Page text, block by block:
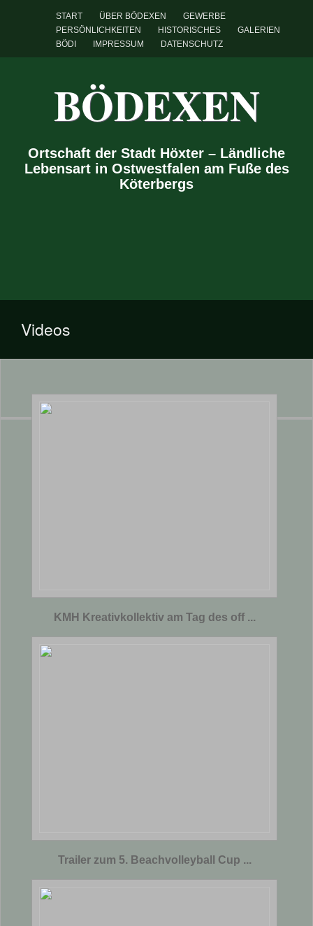
START ÜBER BÖDEXEN
GEWERBE
PERSÖNLICHKEITEN
HISTORISCHES
GALERIEN
BÖDI
IMPRESSUM DATENSCHUTZ
BÖDEXEN
Ortschaft der Stadt Höxter – Ländliche
Lebensart in Ostwestfalen am Fuße des
Köterbergs
Videos
KMH Kreativkollektiv am Tag des off ...
Trailer zum 5. Beachvolleyball Cup ...